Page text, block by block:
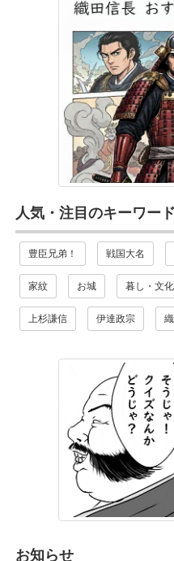
人気・注目のキーワード
豊臣兄弟！ 戦国大名
家紋 お城 暮し・文化
上杉謙信 伊達政宗
お知らせ